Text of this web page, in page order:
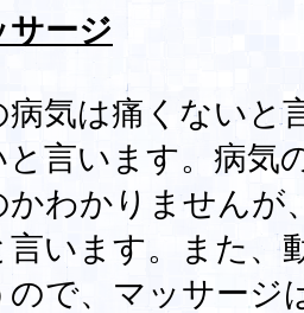
サージ
病気は痛くないと
と言います。病気
かわかりませんが
言います。また、
ので、マッサージ